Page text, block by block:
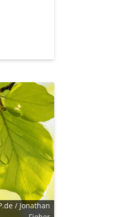
/ Jonathan